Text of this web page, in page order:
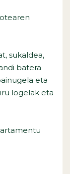
sukaldea,
batera
eta
logelak eta